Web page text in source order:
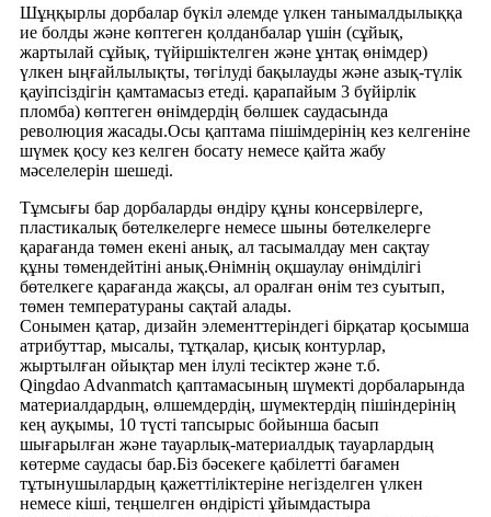
Шұңқырлы дорбалар бүкіл әлемде үлкен танымалдылыққа
ие болды және көптеген қолданбалар үшін (сұйық,
жартылай сұйық, түйіршіктелген және ұнтақ өнімдер)
үлкен ыңғайлылықты, төгілуді бақылауды және азық-түлік
қауіпсіздігін қамтамасыз етеді. қарапайым 3 бүйірлік
пломба) көптеген өнімдердің бөлшек саудасында
революция жасады.Осы қаптама пішімдерінің кез келгеніне
шүмек қосу кез келген босату немесе қайта жабу
мәселелерін шешеді.
Тұмсығы бар дорбаларды өндіру құны консервілерге,
пластикалық бөтелкелерге немесе шыны бөтелкелерге
қарағанда төмен екені анық, ал тасымалдау мен сақтау
құны төмендейтіні анық.Өнімнің оқшаулау өнімділігі
бөтелкеге ​​қарағанда жақсы, ал оралған өнім тез суытып,
төмен температураны сақтай алады.
Сонымен қатар, дизайн элементтеріндегі бірқатар қосымша
атрибуттар, мысалы, тұтқалар, қисық контурлар,
жыртылған ойықтар мен ілулі тесіктер және т.б.
Qingdao Advanmatch қаптамасының шүмекті дорбаларында
материалдардың, өлшемдердің, шүмектердің пішіндерінің
кең ауқымы, 10 түсті тапсырыс бойынша басып
шығарылған және тауарлық-материалдық тауарлардың
көтерме саудасы бар.Біз бәсекеге қабілетті бағамен
тұтынушылардың қажеттіліктеріне негізделген үлкен
немесе кіші, теңшелген өндірісті ұйымдастыра